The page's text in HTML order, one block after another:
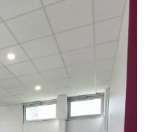
la rentrée 2026
2027 :
consultez toutes
avec notre Job Board
sur votre avenir pro :
bilan de compétences
découvrez nos aides
à nos Jobs Datings -